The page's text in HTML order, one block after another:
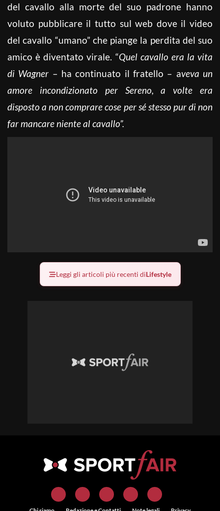
del cavallo alla morte del suo padrone hanno
voluto pubblicare il tutto sul web dove il video
del cavallo “umano” che piange la perdita del suo
amico è diventato virale. “Quel cavallo era la vita
di Wagner – ha continuato il fratello – aveva un
amore incondizionato per Sereno, a volte era
disposto a non comprare cose per sé stesso pur di non
far mancare niente al cavallo”.
Leggi gli articoli più recenti diLifestyle